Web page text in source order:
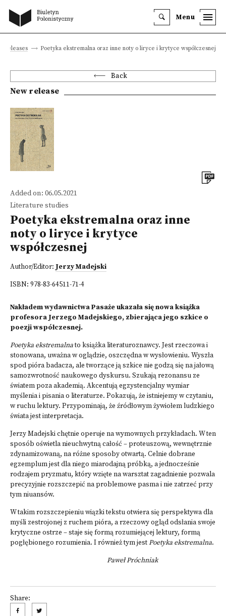
Menu
releases Poetyka ekstremalna oraz inne noty o liryce i krytyce współczesnej
Back
New release
Added on: 06.05.2021
Literature studies
Poetyka ekstremalna oraz inne
noty o liryce i krytyce
współczesnej
Author/Editor: Jerzy Madejski
ISBN: 978-83-64511-71-4
Nakładem wydawnictwa Pasaże ukazała się nowa książka
profesora Jerzego Madejskiego, zbierająca jego szkice o
poezji współczesnej.
Poetyka ekstremalnato książka literaturoznawcy. Jest rzeczowa i
stonowana, uważna w oglądzie, oszczędna w wysłowieniu. Wyszła
spod pióra badacza, ale tworzące ją szkice nie godzą się na jałową
samozwrotność naukowego dyskursu. Szukają rezonansu ze
światem poza akademią. Akcentują egzystencjalny wymiar
myślenia i pisania o literaturze. Pokazują, że istniejemy w czytaniu,
w ruchu lektury. Przypominają, że źródłowym żywiołem ludzkiego
świata jest interpretacja.
Jerzy Madejski chętnie operuje na wymownych przykładach. W ten
sposób oświetla nieuchwytną całość – proteuszową, wewnętrznie
zdynamizowaną, na różne sposoby otwartą. Celnie dobrane
egzemplum jest dla niego miarodajną próbką, a jednocześnie
rodzajem pryzmatu, który wzięte na warsztat zagadnienie pozwala
precyzyjnie rozszczepić na problemowe pasma i nie zatrzeć przy
tym niuansów.
W takim rozszczepieniu wiązki tekstu otwiera się perspektywa dla
myśli zestrojonej z ruchem pióra, a rzeczowy ogląd odsłania swoje
krytyczne ostrze – staje się formą rozumiejącej lektury, formą
pogłębionego rozumienia. I również tym jestPoetyka ekstremalna.
Paweł Próchniak
Share: